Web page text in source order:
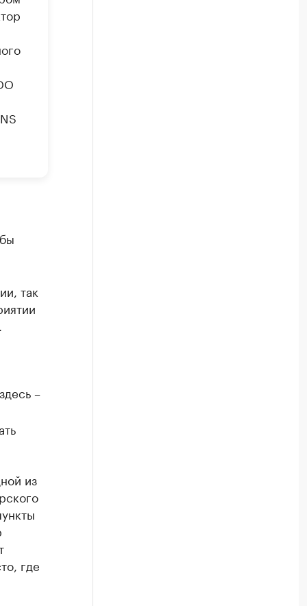
так
–
из
где